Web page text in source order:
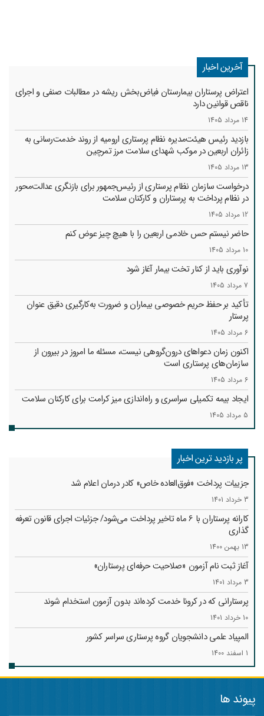
آخرین اخبار
اعتراض پرستاران بیمارستان فیاض‌بخش ریشه در مطالبات صنفی و اجرای
ناقص قوانین دارد
14 مرداد 1405
بازدید رئیس هیئت‌مدیره نظام پرستاری ارومیه از روند خدمت‌رسانی به
زائران اربعین در موکب شهدای سلامت مرز تمرچین
13 مرداد 1405
درخواست سازمان نظام پرستاری از رئیس‌جمهور برای بازنگری عدالت‌محور
در نظام پرداخت به پرستاران و کارکنان سلامت
12 مرداد 1405
حاضر نیستم حس خادمی اربعین را با هیچ چیز عوض کنم
10 مرداد 1405
نوآوری باید از کنار تخت بیمار آغاز شود
7 مرداد 1405
تأکید بر حفظ حریم خصوصی بیماران و ضرورت به‌کارگیری دقیق عنوان
پرستار
6 مرداد 1405
اکنون زمان دعواهای درون‌گروهی نیست، مسئله ما امروز در بیرون از
سازمان‌های پرستاری است
6 مرداد 1405
ایجاد بیمه تکمیلی سراسری و راه‌اندازی میز کرامت برای کارکنان سلامت
5 مرداد 1405
پر بازدید ترین اخبار
جزییات پرداخت «فوق‌العاده خاص» کادر درمان اعلام شد
3 خرداد 1401
کارانه‌ پرستاران با 6 ماه تاخیر پرداخت می‌شود/ جزئیات اجرای قانون تعرفه
گذاری
13 بهمن 1400
آغاز ثبت نام آزمون «صلاحیت حرفه‌ای پرستاران»
3 مرداد 1401
پرستارانی که در کرونا خدمت کرد‌ه‌اند بدون آزمون استخدام شوند
10 خرداد 1401
المپیاد علمی دانشجویان گروه پرستاری سراسر کشور
1 اسفند 1400
پیوند ها